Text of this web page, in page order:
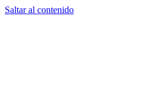
Saltar al contenido